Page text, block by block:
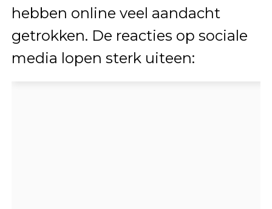
hebben online veel aandacht
getrokken. De reacties op sociale
media lopen sterk uiteen: